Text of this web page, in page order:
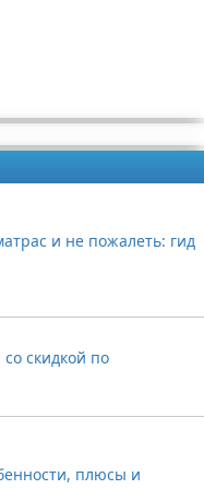
и не пожалеть: гид
скидкой по
плюсы и